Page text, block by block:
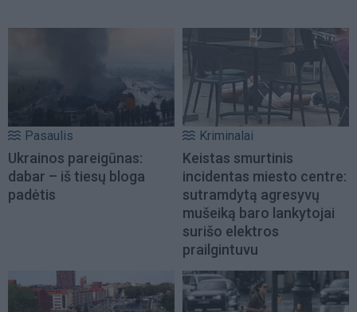
Pasaulis
Ukrainos pareigūnas:
dabar – iš tiesų bloga
padėtis
Kriminalai
Keistas smurtinis
incidentas miesto centre:
sutramdytą agresyvų
mušeiką baro lankytojai
surišo elektros
prailgintuvu